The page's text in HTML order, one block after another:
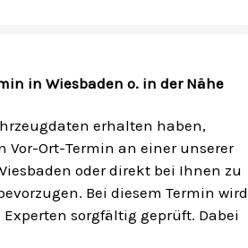
in Wiesbaden o. in der Nähe
erhalten haben,
Vor-Ort-Termin an einer unserer
oder direkt bei Ihnen zu
Bei diesem Termin wird
sorgfältig geprüft. Dabei